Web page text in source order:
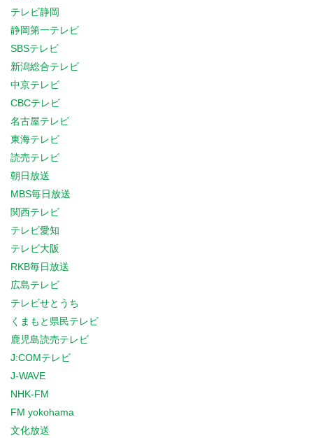
テレビ静岡
静岡第一テレビ
SBSテレビ
新潟総合テレビ
中京テレビ
CBCテレビ
名古屋テレビ
東海テレビ
読売テレビ
朝日放送
MBS毎日放送
関西テレビ
テレビ愛知
テレビ大阪
RKB毎日放送
広島テレビ
テレビせとうち
くまもと県民テレビ
鹿児島読売テレビ
J:COMテレビ
J-WAVE
NHK-FM
FM yokohama
文化放送